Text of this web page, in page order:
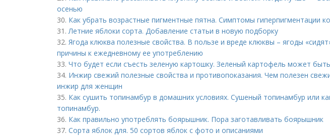
осенью
30. Как убрать возрастные пигментные пятна. Симптомы гиперпигментации
31.Летние яблоки сорта. Добавление статьи в новую подборку
32. Ягода клюква полезные свойства. В пользе и вреде клюквы – ягоды
причины к ежедневному ее употреблению
33. Что будет если съесть зеленую картошку. Зеленый картофель может
34. Инжир свежий полезные свойства и противопоказания. Чем полезен
инжир для женщин
35. Как сушить топинамбур в домашних условиях. Сушеный топинамбур или
топинамбур.
36. Как правильно употреблять боярышник. Пора заготавливать боярышник
37. Сорта яблок для. 50 сортов яблок с фото и описаниями